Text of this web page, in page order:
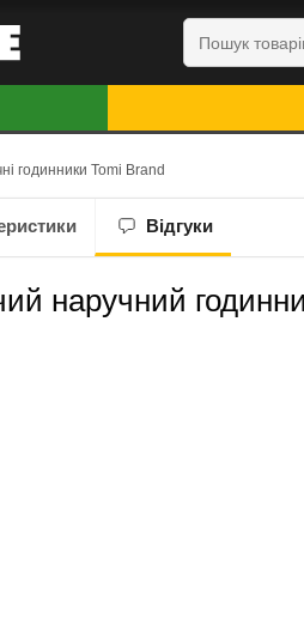
годинники Tomi Brand
Відгуки
наручний